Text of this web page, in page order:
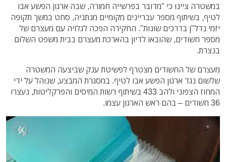
במשטרה ציינו כי "מדובר בפרשייה חמורה, שבה ארגון הפשע אבו
לטיף, בשיתוף מספר עבריינים מקומיים מנתניה, סחט במשך תקופה
יזמי נדל"ן בדרכים שונות". החקירה הפכה לגלויה עם מעצרם של
מספר חשודים, שהובאו לדיון בהארכת מעצרם בבית משפט השלום
בנצרת.
מעצרם של החשודים מצטרף לפשיטת ענק שביצעה המשטרה
שלשום נגד ארגון הפשע אבו לטיף. במסגרת המבצע, שנוהל על ידי
המחוז הצפוני ולהב 433 בשיתוף רשות המיסים והפרקליטות, נעצרו
36 חשודים – בהם ראש הארגון עצמו.